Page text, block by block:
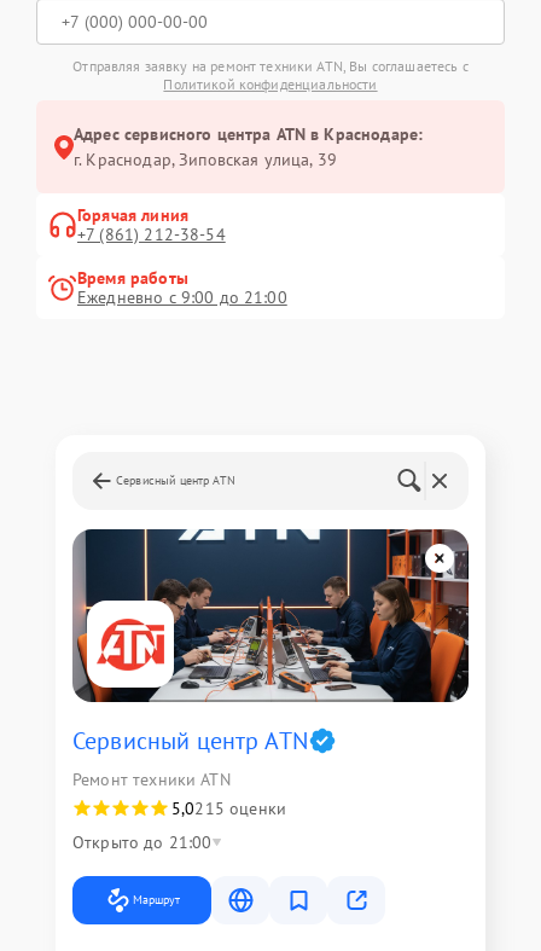
Отправляя заявку на ремонт техники ATN, Вы соглашаетесь с
Политикой конфиденциальности
Адрес сервисного центра ATN в Краснодаре:
г. Краснодар, Зиповская улица, 39
Горячая линия
+7 (861) 212-38-54
Время работы
Ежедневно с 9:00 до 21:00
Сервисный центр ATN
Сервисный центр ATN
Ремонт техники ATN
5,0215 оценки
Открыто до 21:00
Маршрут